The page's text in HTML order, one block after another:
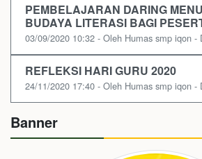
PEMBELAJARAN DARING
BUDAYA LITERASI BAGI
03/09/2020 10:32 - Oleh Humas smp iqon -
REFLEKSI HARI GURU 2020
24/11/2020 17:40 - Oleh Humas smp iqon -
Banner